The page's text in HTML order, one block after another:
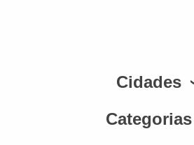
Cidades
Categorias